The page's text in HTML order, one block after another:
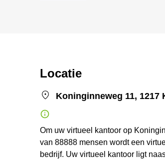
Locatie
Koninginneweg 11, 1217
Om uw virtueel kantoor op
van 88888 mensen wordt een
bedrijf. Uw virtueel kantoor ligt